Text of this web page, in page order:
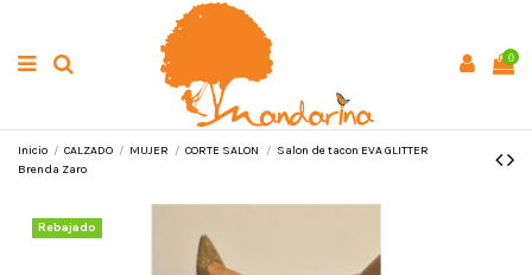
0
Inicio CALZADO MUJER CORTE SALON
Salon de tacon EVA GLITTER
Brenda Zaro
Rebajado